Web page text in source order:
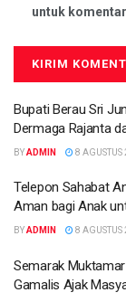
untuk
Bupati Berau Sri
Dermaga Rajanta
BYADMIN 8 AGUSTUS
Telepon Sahabat
Aman bagi Anak
BYADMIN 8 AGUSTUS
Semarak
Gamalis Ajak